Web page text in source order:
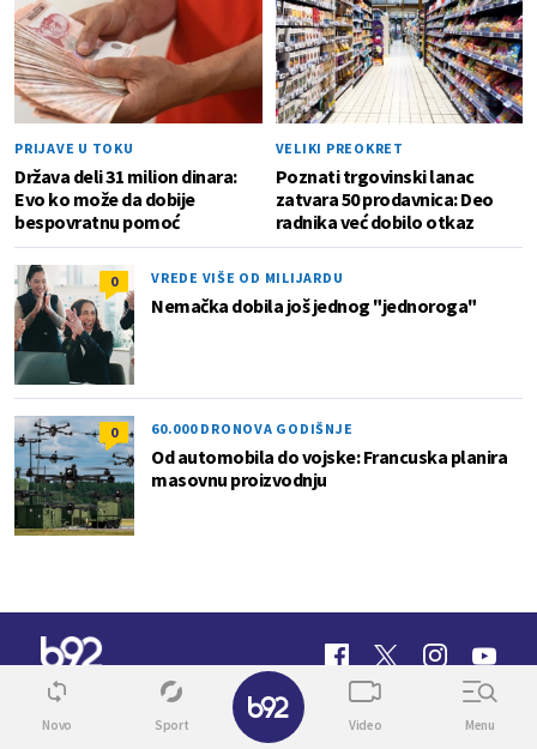
PRIJAVE U TOKU
Država deli 31 milion dinara:
Evo ko može da dobije
bespovratnu pomoć
VELIKI PREOKRET
Poznati trgovinski lanac
zatvara 50 prodavnica: Deo
radnika već dobilo otkaz
0 VREDE VIŠE OD MILIJARDU
Nemačka dobila još jednog "jednoroga"
0 60.000 DRONOVA GODIŠNJE
Od automobila do vojske: Francuska planira
masovnu proizvodnju
Novo Sport Video Menu
✕